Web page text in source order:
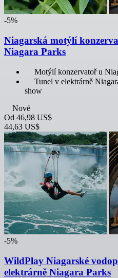
-5%
Niagarská motýlí
Niagara Parks
Motýlí konzervatoř u
Tunel v elektrárně
show
Nové
Od 46,98 US$
44,63 US$
-5%
WildPlay Niagarské
elektrárně Niagara Parks